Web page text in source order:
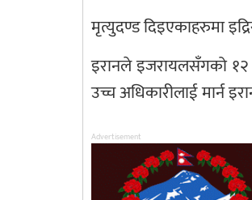
मृत्युदण्ड दिइएकाहरुमा
इरानले इजरायलसँगको १२
उच्च अधिकारीलाई मार्न
Advertisement